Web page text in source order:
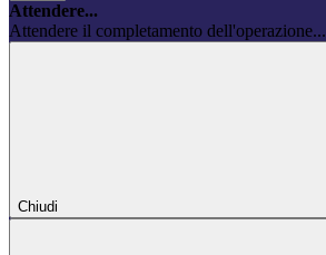
Attendere...
Attendere il completamento dell'operazione...
Chiudi